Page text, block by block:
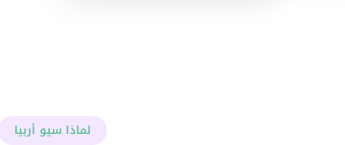
لماذا سيو أربيا